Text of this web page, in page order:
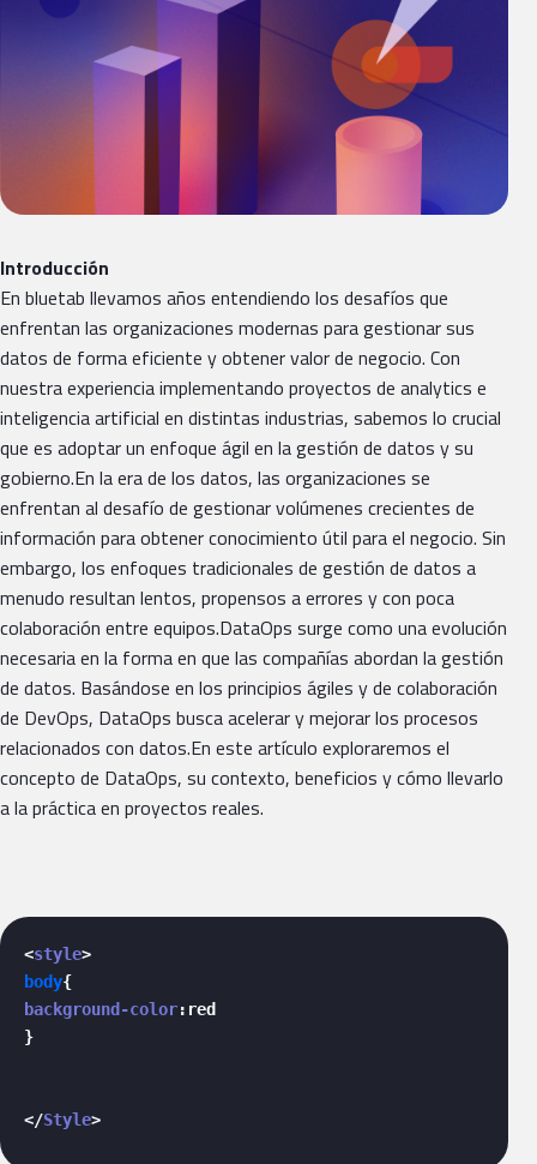
Introducción
En bluetab llevamos años entendiendo los desafíos que
enfrentan las organizaciones modernas para gestionar sus
datos de forma eficiente y obtener valor de negocio. Con
nuestra experiencia implementando proyectos de analytics e
inteligencia artificial en distintas industrias, sabemos lo crucial
que es adoptar un enfoque ágil en la gestión de datos y su
gobierno.En la era de los datos, las organizaciones se
enfrentan al desafío de gestionar volúmenes crecientes de
información para obtener conocimiento útil para el negocio. Sin
embargo, los enfoques tradicionales de gestión de datos a
menudo resultan lentos, propensos a errores y con poca
colaboración entre equipos.DataOps surge como una evolución
necesaria en la forma en que las compañías abordan la gestión
de datos. Basándose en los principios ágiles y de colaboración
de DevOps, DataOps busca acelerar y mejorar los procesos
relacionados con datos.En este artículo exploraremos el
concepto de DataOps, su contexto, beneficios y cómo llevarlo
a la práctica en proyectos reales.
<style>
body
background-color:red
}
</Style>